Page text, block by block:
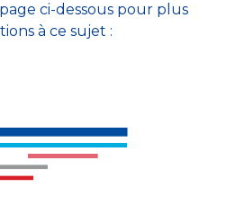
ci-dessous pour plus
à ce sujet :